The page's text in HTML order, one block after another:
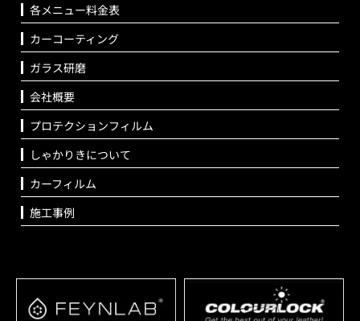
各メニュー料金表
カーコーティング
ガラス研磨
会社概要
プロテクションフィルム
しゃかりきについて
カーフィルム
施工事例